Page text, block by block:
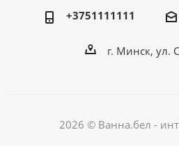
+3751111111
г. Минск, ул.
2026 © Ванна.бел -